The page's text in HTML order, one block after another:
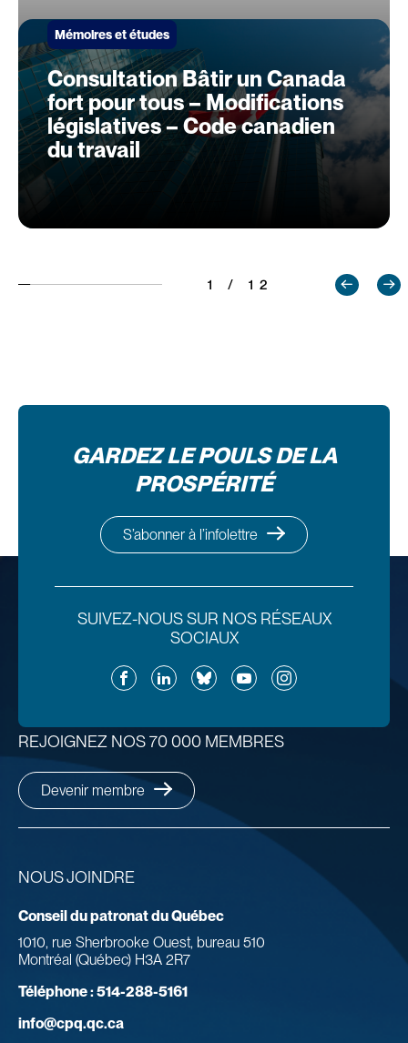
Mémoires et études
Consultation Bâtir un Canada
fort pour tous – Modifications
législatives – Code canadien
du travail
1 / 12
GARDEZ LE POULS DE LA
PROSPÉRITÉ
S’abonner à l’infolettre
SUIVEZ-NOUS SUR NOS RÉSEAUX
SOCIAUX
FacebookLinkedInBlueskyYouTubeInstagram
NOUS JOINDRE
Conseil du patronat du Québec
1010, rue Sherbrooke Ouest, bureau 510
Montréal (Québec) H3A 2R7
Téléphone :514-288-5161
info@cpq.qc.ca
REJOIGNEZ NOS 70 000 MEMBRES
Devenir membre